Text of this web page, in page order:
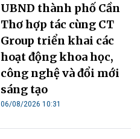
UBND thành phố Cần
Thơ hợp tác cùng CT
Group triển khai các
hoạt động khoa học,
công nghệ và đổi mới
sáng tạo
06/08/2026 10:31